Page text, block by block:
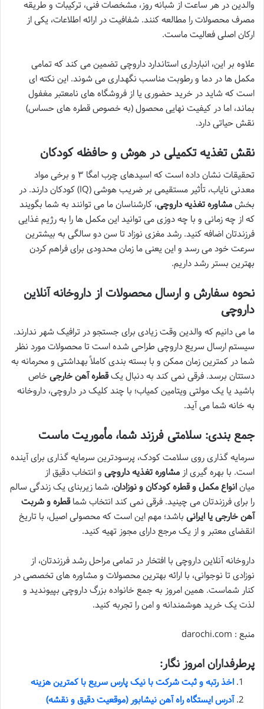
والدین در هر ساعت از شبانه روز، مشخصات فنی، ترکیبات و طریقه
مصرف محصولات را مطالعه کنند. شفافیت در ارائه اطلاعات، یکی از
ارکان اصلی فعالیت ماست.
علاوه بر این، انبارداری استاندارد داروچی تضمین می کند که تمامی
مکمل ها در دما و رطوبت مناسب نگهداری می شوند. این نکته ای
است که شاید در خرید حضوری یا از فروشگاه های نامعتبر مغفول
بماند، اما در کیفیت نهایی محصول (به خصوص قطره های حساس)
نقش حیاتی دارد.
نقش تغذیه تکمیلی در هوش و حافظه کودکان
تحقیقات نشان داده است که اسیدهای چرب امگا ۳ و برخی مواد
معدنی نایاب، تأثیر مستقیمی بر ضریب هوشی (IQ) کودکان دارند. در
بخشمشاوره تغذیه داروچی، کارشناسان ما می توانند به شما بگویند
که از چه زمانی و با چه دوزی می توانید این مکمل ها را به رژیم غذایی
فرزندتان اضافه کنید. رشد مغزی نوزاد تا سن دو سالگی به بیشترین
سرعت خود می رسد و این یعنی ما زمان محدودی برای فراهم کردن
بهترین بستر رشد داریم.
نحوه سفارش و ارسال محصولات از داروخانه آنلاین
داروچی
ما می دانیم که والدین وقت زیادی برای جستجو در ترافیک شهر ندارند.
سیستم ارسال سریع داروچی طراحی شده است تا محصولات مورد نظر
شما در کمترین زمان ممکن و با بسته بندی کاملاً بهداشتی و محرمانه به
دستتان برسد. فرقی نمی کند به دنبال یکقطره آهن خارجیخاص
باشید یا یک مولتی ویتامین کمیاب؛ با چند کلیک در داروچی، داروخانه
به خانه شما می آید.
جمع بندی: سلامتی فرزند شما، مأموریت ماست
سرمایه گذاری روی سلامت کودک، پرسودترین سرمایه گذاری برای آینده
است. با بهره گیری از مشاوره تغذیه داروچی و انتخاب دقیق از
میانانواع مکمل و قطره کودکان و نوزادان، شما زیربنای یک زندگی سالم
را برای فرزندتان می چینید. فرقی نمی کند انتخاب شماقطره و شربت
آهن خارجی یا ایرانی باشد؛ مهم این است که محصولی اصیل، با تاریخ
انقضای معتبر و از یک مرجع دارای مجوز تهیه کنید.
داروخانه آنلاین داروچی با افتخار در تمامی مراحل رشد فرزندتان، از
نوزادی تا نوجوانی، با ارائه بهترین محصولات و مشاوره های تخصصی در
کنار شماست. همین امروز به جمع خانواده بزرگ داروچی بپیوندید و
لذت یک خرید هوشمندانه و امن را تجربه کنید.
منبع : darochi.com
پرطرفداران امروز نگار:
اخذ رتبه و ثبت شرکت با نیک پارس سریع با کمترین هزینه
آدرس ایستگاه راه آهن نیشابور (موقعیت دقیق و نقشه)